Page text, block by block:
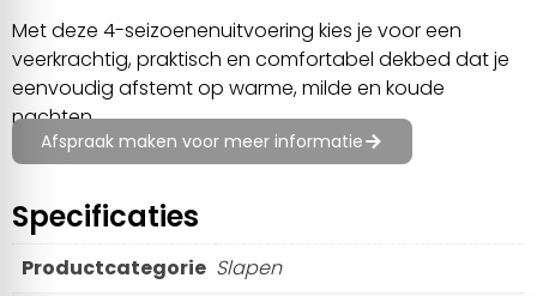
Toestemming Details
We gebruiken cookies om content en advertenties te
personaliseren, om functies voor social media te bieden en
om ons websiteverkeer te analyseren. Ook delen we
Met deze 4-seizoenenuitvoering kies je voor een
veerkrachtig, praktisch en comfortabel dekbed dat je
eenvoudig afstemt op warme, milde en koude
nachten.
Afspraak maken voor meer informatie
Specificaties
Productcategorie Slapen